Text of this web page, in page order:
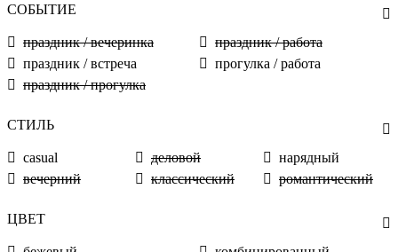
СОБЫТИЕ
праздник / вечеринка
праздник / встреча
праздник / прогулка
праздник / работа
прогулка / работа
СТИЛЬ
casual
вечерний
деловой
классический
нарядный
романтический
ЦВЕТ